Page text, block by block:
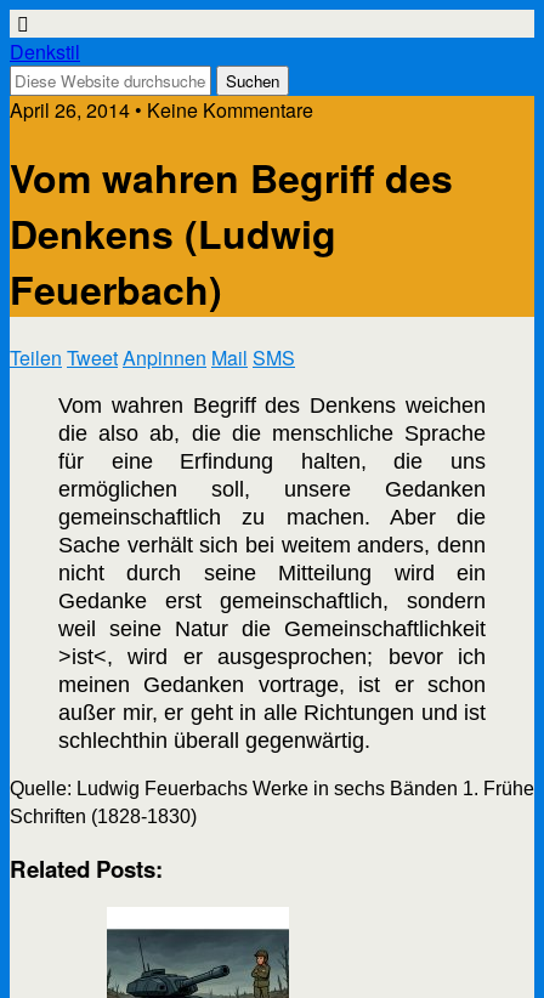
Denkstil
April 26, 2014 • Keine Kommentare
Vom wahren Begriff des
Denkens (Ludwig
Feuerbach)
Teilen TweetAnpinnen Mail SMS
Vom wahren Begriff des Denkens weichen
die also ab, die die menschliche Sprache
für eine Erfindung halten, die uns
ermöglichen soll, unsere Gedanken
gemeinschaftlich zu machen. Aber die
Sache verhält sich bei weitem anders, denn
nicht durch seine Mitteilung wird ein
Gedanke erst gemeinschaftlich, sondern
weil seine Natur die Gemeinschaftlichkeit
>ist<, wird er ausgesprochen; bevor ich
meinen Gedanken vortrage, ist er schon
außer mir, er geht in alle Richtungen und ist
schlechthin überall gegenwärtig.
Quelle: Ludwig Feuerbachs Werke in sechs Bänden 1. Frühe
Schriften (1828-1830)
Related Posts: